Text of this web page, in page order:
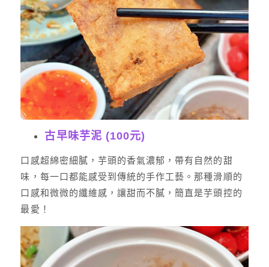
古早味芋泥 (100元)
口感超綿密細膩，芋頭的香氣濃郁，帶有自然的甜
味，每一口都能感受到傳統的手作工藝。那種滑順的
口感和微微的纖維感，讓甜而不膩，簡直是芋頭控的
最愛！